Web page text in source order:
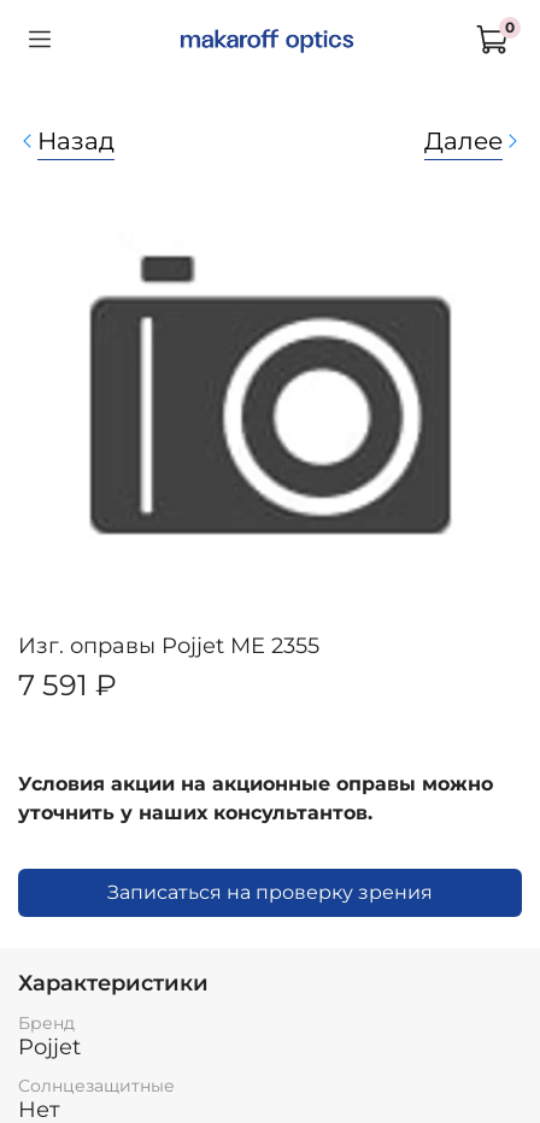
0
Назад Далее
Изг. оправы Pojjet ME 2355
7 591 ₽
Условия акции на акционные оправы можно
уточнить у наших консультантов.
Записаться на проверку зрения
Характеристики
Бренд
Pojjet
Солнцезащитные
Нет